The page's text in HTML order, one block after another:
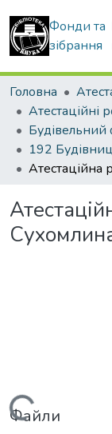
Фонди та
зібрання
Головна
Будівельний
Файли